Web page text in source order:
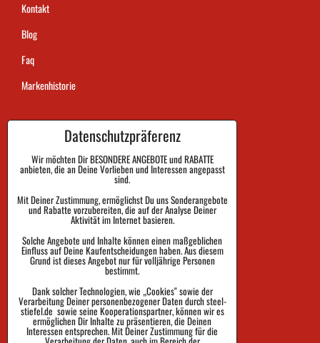
Kontakt
Blog
Faq
Markenhistorie
Dauer der Auftragsausführung
Zahlung
Warenrückgabe und Reklamation
Größe
Schutz der Privatsphäre
Sendungsverfolgung
Datenschutzpräferenz
Wir möchten Dir BESONDERE ANGEBOTE und RABATTE
anbieten, die an Deine Vorlieben und Interessen angepasst
sind.
Mit Deiner Zustimmung, ermöglichst Du uns Sonderangebote
und Rabatte vorzubereiten, die auf der Analyse Deiner
Aktivität im Internet basieren.
Solche Angebote und Inhalte können einen maßgeblichen
Einfluss auf Deine Kaufentscheidungen haben. Aus diesem
Grund ist dieses Angebot nur für volljährige Personen
bestimmt.
Dank solcher Technologien, wie „Cookies" sowie der
Verarbeitung Deiner personenbezogener Daten durch steel-
stiefel.de sowie seine Kooperationspartner, können wir es
ermöglichen Dir Inhalte zu präsentieren, die Deinen
Interessen entsprechen. Mit Deiner Zustimmung für die